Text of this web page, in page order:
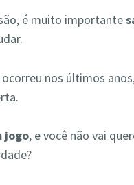
é muito importante
nos últimos
jogo, e você não vai